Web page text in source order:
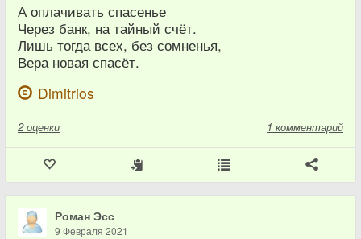
А оплачивать спасенье
Через банк, на тайный счёт.
Лишь тогда всех, без сомненья,
Вера новая спасёт.
Dimitrios
2 оценки 1 комментарий
Роман Эсс
9 Февраля 2021